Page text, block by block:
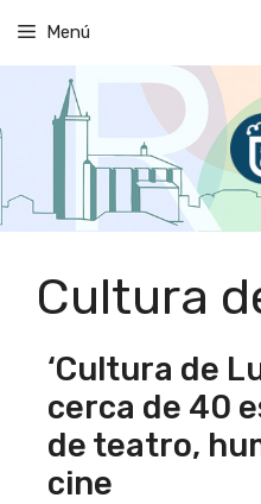
contenido
Menú
Cultura
‘Cultura de
cerca de 40
de teatro,
cine